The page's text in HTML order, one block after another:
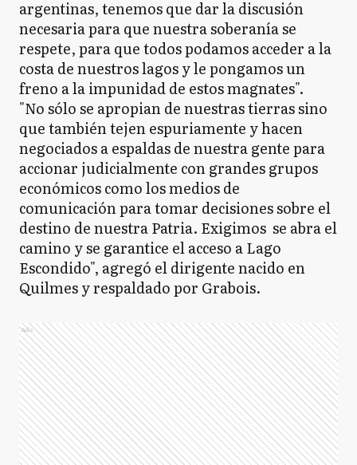
argentinas, tenemos que dar la discusión
necesaria para que nuestra soberanía se
respete, para que todos podamos acceder a la
costa de nuestros lagos y le pongamos un
freno a la impunidad de estos magnates".
"No sólo se apropian de nuestras tierras sino
que también tejen espuriamente y hacen
negociados a espaldas de nuestra gente para
accionar judicialmente con grandes grupos
económicos como los medios de
comunicación para tomar decisiones sobre el
destino de nuestra Patria. Exigimos se abra el
camino y se garantice el acceso a Lago
Escondido", agregó el dirigente nacido en
Quilmes y respaldado por Grabois.
Ads